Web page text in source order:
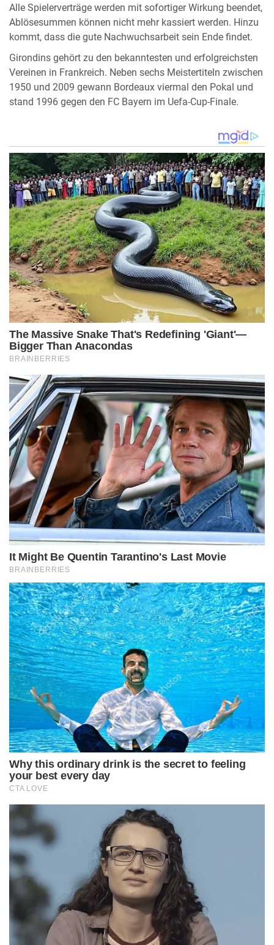
Alle Spielerverträge werden mit sofortiger Wirkung beendet,
Ablösesummen können nicht mehr kassiert werden. Hinzu
kommt, dass die gute Nachwuchsarbeit sein Ende findet.
Girondins gehört zu den bekanntesten und erfolgreichsten
Vereinen in Frankreich. Neben sechs Meistertiteln zwischen
1950 und 2009 gewann Bordeaux viermal den Pokal und
stand 1996 gegen den FC Bayern im Uefa-Cup-Finale.